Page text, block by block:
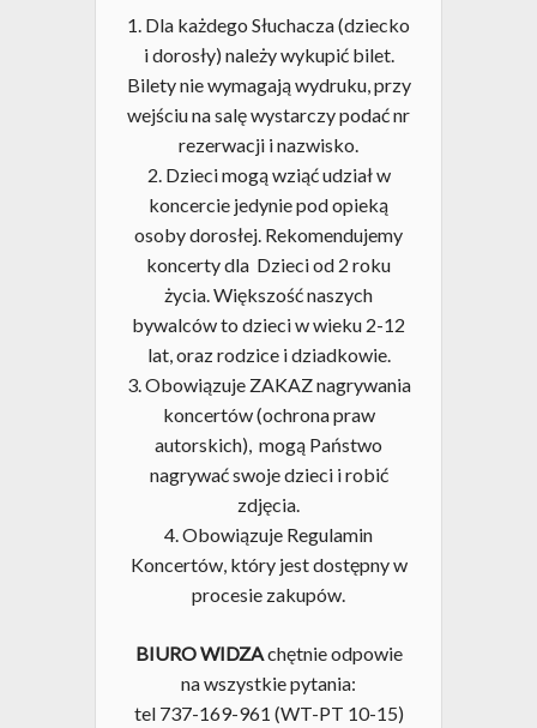
1. Dla każdego Słuchacza (dziecko
i dorosły) należy wykupić bilet.
Bilety nie wymagają wydruku, przy
wejściu na salę wystarczy podać nr
rezerwacji i nazwisko.
2. Dzieci mogą wziąć udział w
koncercie jedynie pod opieką
osoby dorosłej. Rekomendujemy
koncerty dla Dzieci od 2 roku
życia. Większość naszych
bywalców to dzieci w wieku 2-12
lat, oraz rodzice i dziadkowie.
3. Obowiązuje ZAKAZ nagrywania
koncertów (ochrona praw
autorskich), mogą Państwo
nagrywać swoje dzieci i robić
zdjęcia.
4. Obowiązuje Regulamin
Koncertów, który jest dostępny w
procesie zakupów.
BIURO WIDZAchętnie odpowie
na wszystkie pytania:
tel 737-169-961 (WT-PT 10-15)